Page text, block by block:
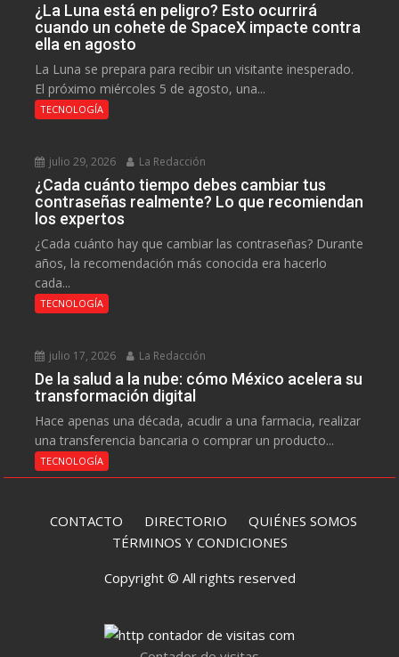
¿La Luna está en peligro? Esto ocurrirá
cuando un cohete de SpaceX impacte contra
ella en agosto
La Luna se prepara para recibir un visitante inesperado.
El próximo miércoles 5 de agosto, una...
TECNOLOGÍA
julio 29, 2026 La Redacción
¿Cada cuánto tiempo debes cambiar tus
contraseñas realmente? Lo que recomiendan
los expertos
¿Cada cuánto hay que cambiar las contraseñas? Durante
años, la recomendación más conocida era hacerlo
cada...
TECNOLOGÍA
julio 17, 2026 La Redacción
De la salud a la nube: cómo México acelera su
transformación digital
Hace apenas una década, acudir a una farmacia, realizar
una transferencia bancaria o comprar un producto...
TECNOLOGÍA
CONTACTO DIRECTORIO QUIÉNES SOMOS
TÉRMINOS Y CONDICIONES
Copyright © All rights reserved